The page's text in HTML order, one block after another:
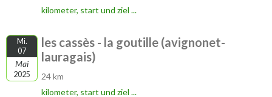
kilometer, start und ziel ...
Mi.
07
Mai
2025
les cassès - la goutille (avignonet-
lauragais)
24 km
kilometer, start und ziel ...